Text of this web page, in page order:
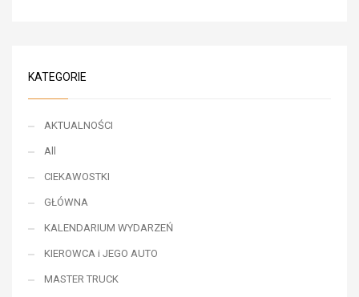
KATEGORIE
AKTUALNOŚCI
All
CIEKAWOSTKI
GŁÓWNA
KALENDARIUM WYDARZEŃ
KIEROWCA i JEGO AUTO
MASTER TRUCK